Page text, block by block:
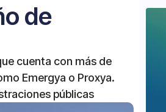
de
cuenta con más de
Emergya o Proxya.
públicas